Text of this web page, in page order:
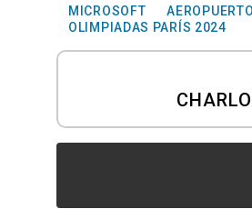
MICROSOFT
OLIMPIADAS PARÍS 2024